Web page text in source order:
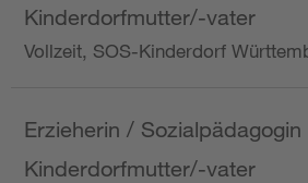
Kinderdorfmutter/-vater
Vollzeit, SOS-Kinderdorf
Erzieherin /
Kinderdorfmutter/-vater